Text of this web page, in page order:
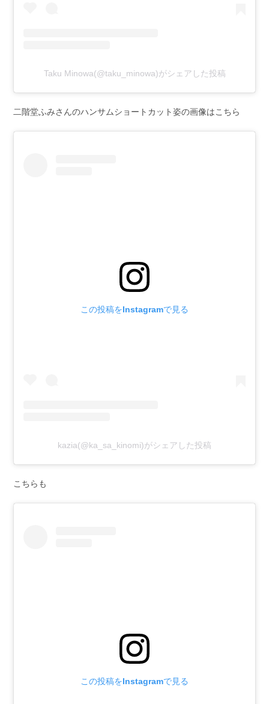
Taku Minowa(@taku_minowa)がシェアした投稿
二階堂ふみさんのハンサムショートカット姿の画像はこちら
この投稿をInstagramで見る
kazia(@ka_sa_kinomi)がシェアした投稿
こちらも
この投稿をInstagramで見る